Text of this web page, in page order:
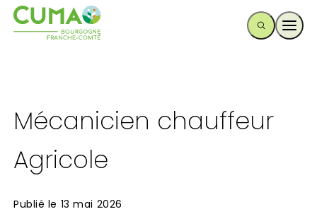
Mécanicien chauffeur
Agricole
Publié le 13 mai 2026